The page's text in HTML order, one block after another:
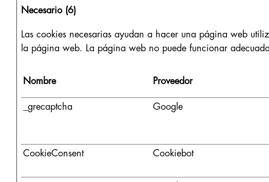
Necesario (6)
Las cookies necesarias ayudan a hacer una página web
la página web. La página web no puede funcionar
Nombre Proveedor
_grecaptcha Google
CookieConsent Cookiebot